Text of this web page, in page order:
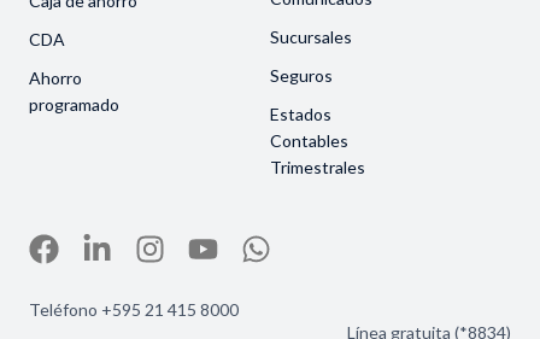
CDA
Ahorro
programado
Sucursales
Seguros
Estados
Contables
Trimestrales
Teléfono +595 21 415 8000
Línea gratuita (*8834)